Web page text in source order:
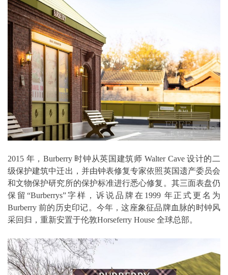
2015 年，Burberry 时钟从英国建筑师 Walter Cave 设计的二
级保护建筑中迁出，并由钟表修复专家依照英国遗产委员会
和文物保护研究所的保护标准进行悉心修复。其三面表盘仍
保留“Burberrys”字样，诉说品牌在1999 年正式更名为
Burberry 前的历史印记。今年，这座象征品牌血脉的时钟风
采回归，重新安置于伦敦Horseferry House 全球总部。